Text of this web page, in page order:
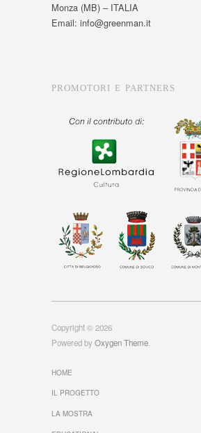
Monza (MB) – ITALIA
Email: info@greenman.it
PROMOTORI E PARTNERS
Copyright © 2026
Powered byOxygen Theme
HOME
IL PROGETTO
LA MOSTRA